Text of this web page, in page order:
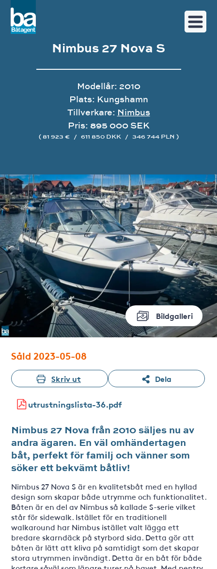
Bildgalleri
Nimbus 27 Nova S
Modellår: 2010
Plats: Kungshamn
Tillverkare: Nimbus
Pris: 895 000 SEK
( 81 923 € / 611 850 DKK / 346 744 PLN )
Såld 2023-05-08
Skriv ut Dela
utrustningslista-36.pdf
Nimbus 27 Nova från 2010 säljes nu av
andra ägaren. En väl omhändertagen
båt, perfekt för familj och vänner som
söker ett bekvämt båtliv!
Nimbus 27 Nova S är en kvalitetsbåt med en hyllad
design som skapar både utrymme och funktionalitet.
Båten är en del av Nimbus så kallade S-serie vilket
står för sidewalk. Istället för en traditionell
walkaround har Nimbus istället valt lägga ett
bredare skarndäck på styrbord sida. Detta gör att
båten är lätt att kliva på samtidigt som det skapar
stora utrymmen invändigt. Detta är en båt för både